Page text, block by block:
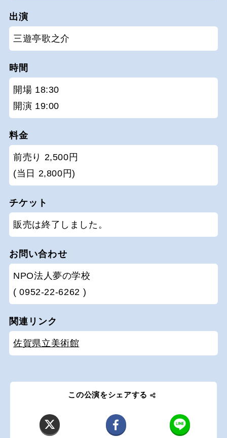
出演
三遊亭歌之介
時間
開場 18:30
開演 19:00
料金
前売り 2,500円
(当日 2,800円)
チケット
販売は終了しました。
お問い合わせ
NPO法人夢の学校
( 0952-22-6262 )
関連リンク
佐賀県立美術館
この公演をシェアする